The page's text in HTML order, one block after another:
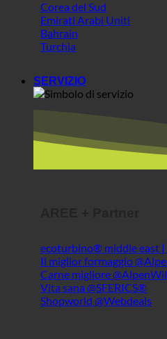
Corea del Sud
Emirati Arabi Uniti
Bahrain
Turchia
SERVIZIO
ecoturbino® middle east
Il miglior formaggio
Carne migliore
Vita sana @SFERICS®
Shopworld @Webdeals